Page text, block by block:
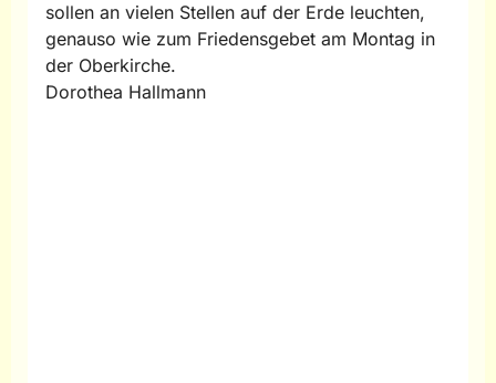
sollen an vielen Stellen auf der Erde leuchten,
genauso wie zum Friedensgebet am Montag in
der Oberkirche.
Dorothea Hallmann